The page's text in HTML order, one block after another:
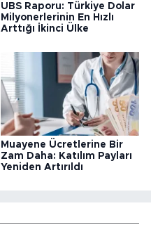
UBS Raporu: Türkiye Dolar
Milyonerlerinin En Hızlı
Arttığı İkinci Ülke
Muayene Ücretlerine Bir
Zam Daha: Katılım Payları
Yeniden Artırıldı